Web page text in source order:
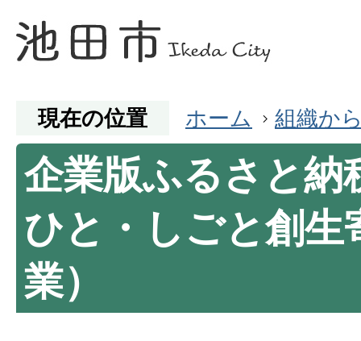
現在の位置 ホーム 組織か
企業版ふるさと納
ひと・しごと創生
業）